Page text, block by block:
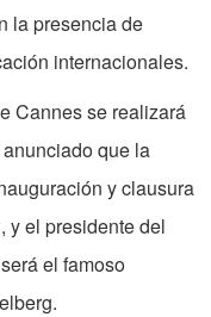
la presencia de
internacionales.
Cannes se realizará
que la
y clausura
y el presidente del
el famoso